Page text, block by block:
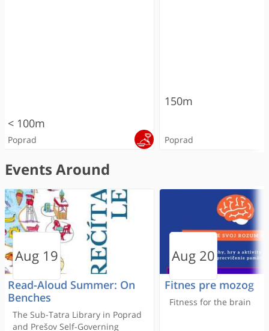
< 100m
Poprad
150m
Poprad
Paniq room Zážitkovňa
Massage salon Pohodička All in one beauty
Brothers Pizza & Pub
< 100m
Segafredo Poprad
150m
Paniq room Dojo Fit
Penzión Jakub
400m
Poprad
Tatra Hotel
400m
ONLINE RESERVATION
Poprad
Events Around
Read-Aloud Summer: On
Benches
Aug 19
The Sub-Tatra Library in Poprad
and Prešov Self-Governing
Fitnes pre mozog
Aug 20
Fitness for the brain